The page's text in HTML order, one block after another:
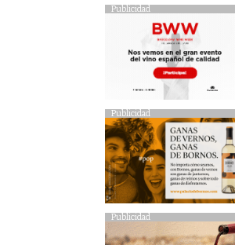
Publicidad
Publicidad
Publicidad